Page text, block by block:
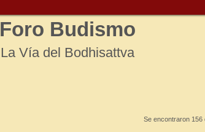
Foro Budismo
La Vía del Bodhisattva
Se encontraron 156